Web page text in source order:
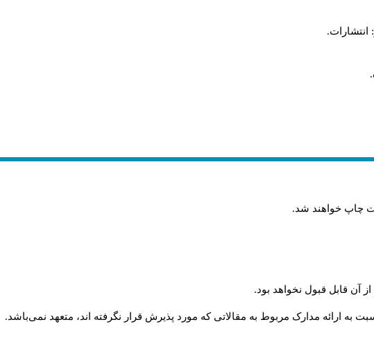
انتشارات.
چاپ خواهند شد.
آن قابل قبول نخواهد بود.
ارائه مدارک مربوط به مقالاتی که مورد پذیرش قرار نگرفته اند، متعهد نمی‌باشد.